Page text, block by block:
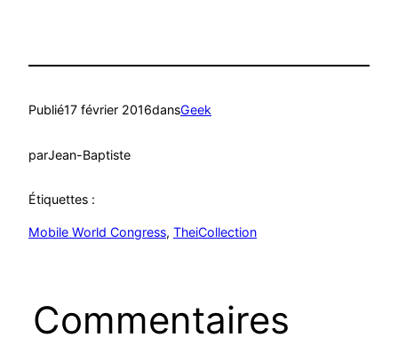
Publié17 février 2016dansGeek
parJean-Baptiste
Étiquettes :
Mobile World Congress, TheiCollection
Commentaires